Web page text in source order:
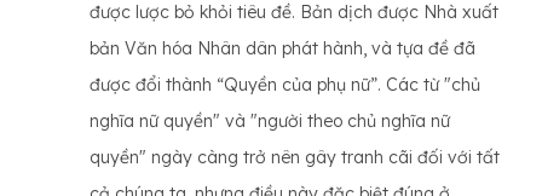
được lược bỏ khỏi tiêu đề. Bản dịch được Nhà xuất
bản Văn hóa Nhân dân phát hành, và tựa đề đã
được đổi thành “Quyền của phụ nữ”. Các từ "chủ
nghĩa nữ quyền" và "người theo chủ nghĩa nữ
quyền" ngày càng trở nên gây tranh cãi đối với tất